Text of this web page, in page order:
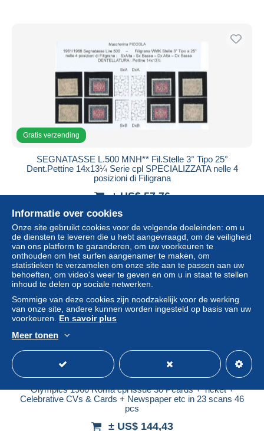
Gratis verzending
SEGNATASSE L.500 MNH** Fil.Stelle 3° Tipo 25°
Dent.Pettine 14x13¼ Serie cpl SPECIALIZZATA nelle 4
posizioni di Filigrana
± US$ 57,76
Statuut Particulier
Gratis verzending
Olympics 1960 Roma cpl issue 30 Pcards + Ticket +
Celebrative CVs & Cards + Newspaper etc in 23 scans 46
pcs
± US$ 144,43
Informatie over cookies
Onze site gebruikt cookies voor de volgende doeleinden: om u
de diensten te leveren die u hebt aangevraagd, om de veiligheid
van ons platform te garanderen, om uw voorkeuren te
onthouden om het surfen aangenamer te maken, om
statistieken te verzamelen om onze site aan te passen aan uw
behoeften, om video's weer te geven en om u in staat te stellen
inhoud te delen op sociale netwerken.
Sommige van deze cookies zijn noodzakelijk voor de werking
van onze site, andere kunnen worden ingesteld op basis van uw
voorkeuren. En savoir plus
Meer tonen